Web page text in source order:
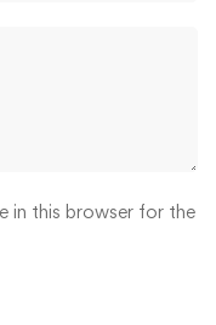
in this browser for the